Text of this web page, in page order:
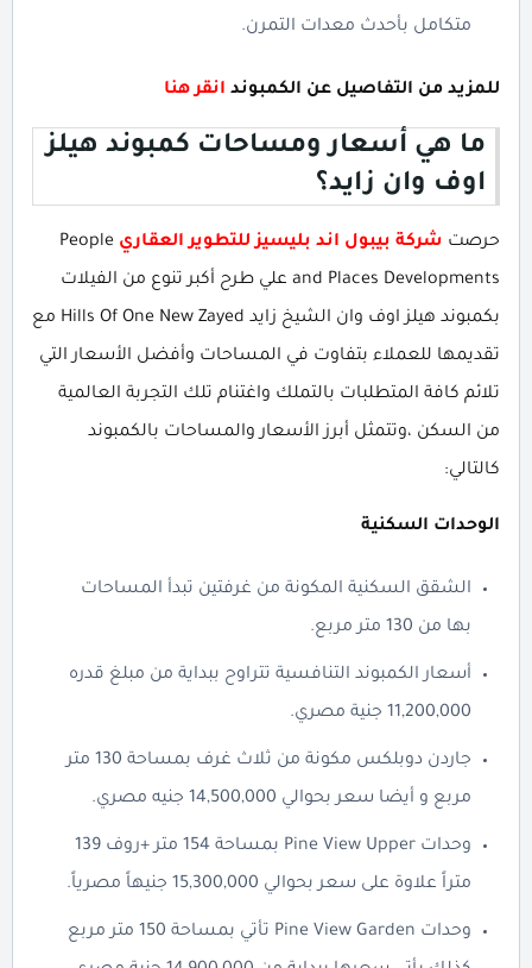
متكامل بأحدث معدات التمرن.
للمزيد من التفاصيل عن الكمبوند انقر هنا
ما هي أسعار ومساحات كمبوند هيلز
اوف وان زايد؟
حرصت شركة بيبول اند بليسيز للتطوير العقاري People
and Places Developments علي طرح أكبر تنوع من الفيلات
بكمبوند هيلز اوف وان الشيخ زايد Hills Of One New Zayed مع
تقديمها للعملاء بتفاوت في المساحات وأفضل الأسعار التي
تلائم كافة المتطلبات بالتملك واغتنام تلك التجربة العالمية
من السكن ،وتتمثل أبرز الأسعار والمساحات بالكمبوند
كالتالي:
الوحدات السكنية
الشقق السكنية المكونة من غرفتين تبدأ المساحات
بها من 130 متر مربع.
أسعار الكمبوند التنافسية تتراوح ببداية من مبلغ قدره
11,200,000 جنية مصري.
جاردن دوبلكس مكونة من ثلاث غرف بمساحة 130 متر
مربع و أيضا سعر بحوالي 14,500,000 جنيه مصري.
وحدات Pine View Upper بمساحة 154 متر +روف 139
متراً علاوة على سعر بحوالي 15,300,000 جنيهاً مصرياً.
وحدات Pine View Garden تأتي بمساحة 150 متر مربع